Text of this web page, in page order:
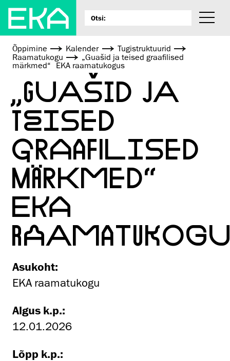
Õppimine Kalender
Tugistruktuurid
Raamatukogu
„Guašid ja teised graafilised
märkmed“ EKA raamatukogus
„GUAŠID JA
TEISED
GRAAFILISED
MÄRKMED“
EKA
Asukoht:
EKA raamatukogu
Algus k.p.:
12.01.2026
Lõpp k.p.: